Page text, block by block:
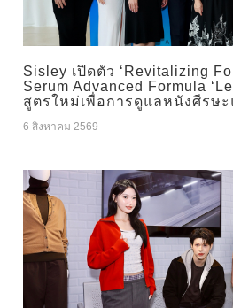
Sisley เปิดตัว ‘Revitalizing
Serum Advanced Formula
สูตรใหม่เพื่อการดูแลหนังศีรษะ
6 สิงหาคม 2569